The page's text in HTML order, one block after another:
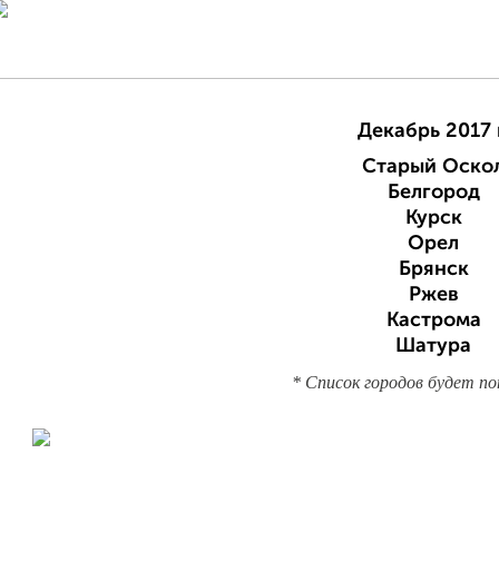
Декабрь 2017
Старый
Белгород
Курск
Орел
Брянск
Ржев
Кастрома
Шатура
* Список городов будет